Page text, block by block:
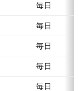
毎日
毎日
毎日
毎日
毎日